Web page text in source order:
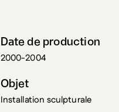
Date de production
2000-2004
Objet
Installation sculpturale